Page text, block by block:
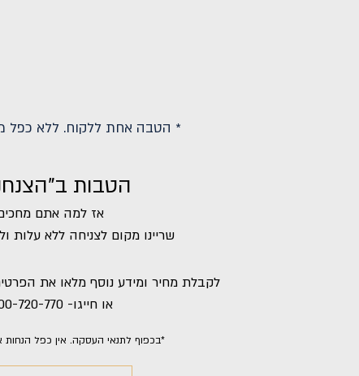
* הטבה אחת ללקוח. ללא כפל
הטבות
אז למה אתם
שריינו מקום לצניחה ללא עלות
לקבלת מחיר ומידע נוסף מלאו את
או חייגו- 720-770
*בכפוף לתנאי העסקה. אין כפל הנחות